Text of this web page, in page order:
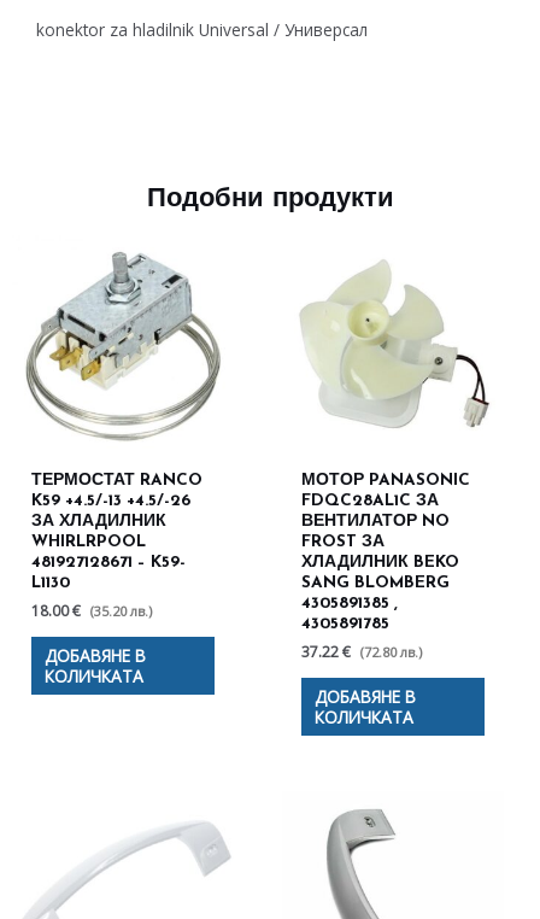
konektor za hladilnik Universal / Универсал
Подобни продукти
ТЕРМОСТАТ RANCO
K59 +4.5/-13 +4.5/-26
ЗА ХЛАДИЛНИК
WHIRLRPOOL
481927128671 – K59-
L1130
18.00 € (35.20 лв.)
ДОБАВЯНЕ В
КОЛИЧКАТА
МОТОР PANASONIC
FDQC28AL1C ЗА
ВЕНТИЛАТОР NO
FROST ЗА
ХЛАДИЛНИК BEKO
SANG BLOMBERG
4305891385 ,
4305891785
37.22 € (72.80 лв.)
ДОБАВЯНЕ В
КОЛИЧКАТА